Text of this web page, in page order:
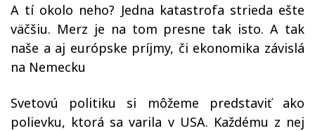
A tí okolo neho? Jedna katastrofa strieda ešte
väčšiu. Merz je na tom presne tak isto. A tak
naše a aj európske príjmy, či ekonomika závislá
na Nemecku
Svetovú politiku si môžeme predstaviť ako
polievku, ktorá sa varila v USA. Každému z nej